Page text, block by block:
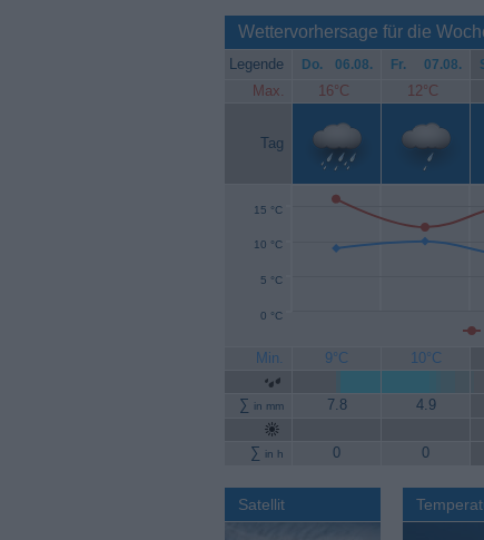
Wettervorhersage für die
Legende Do. 06.08. Fr. 07.08.
Max. 16°C 12°C
Tag
0 °C
5 °C
10 °C
15 °C
Min. 9°C 10°C
∑ in mm 7.8 4.9
∑ in h 0 0
Satellit